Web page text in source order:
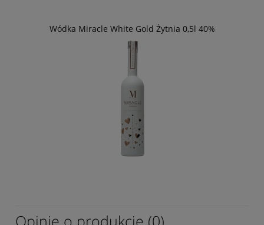
Wódka Miracle White Gold Żytnia 0,5l 40%
Opinie o produkcie (0)